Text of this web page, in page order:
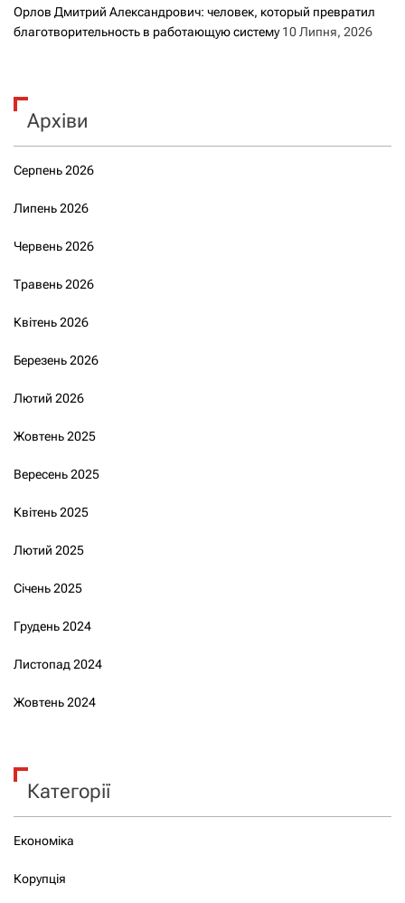
Орлов Дмитрий Александрович: человек, который превратил
благотворительность в работающую систему 10 Липня, 2026
Архіви
Серпень 2026
Липень 2026
Червень 2026
Травень 2026
Квітень 2026
Березень 2026
Лютий 2026
Жовтень 2025
Вересень 2025
Квітень 2025
Лютий 2025
Січень 2025
Грудень 2024
Листопад 2024
Жовтень 2024
Категорії
Економіка
Корупція